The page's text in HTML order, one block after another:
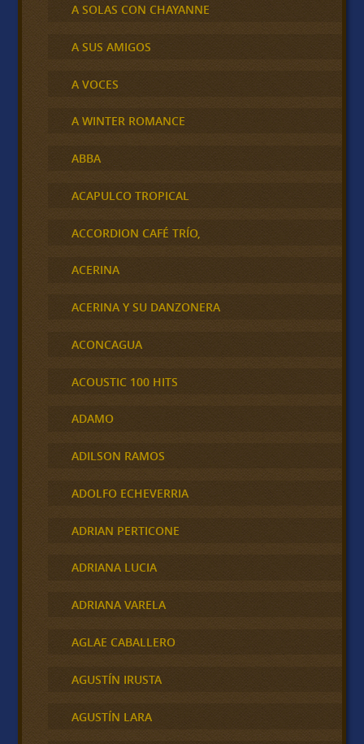
A SOLAS CON CHAYANNE
A SUS AMIGOS
A VOCES
A WINTER ROMANCE
ABBA
ACAPULCO TROPICAL
ACCORDION CAFÉ TRÍO,
ACERINA
ACERINA Y SU DANZONERA
ACONCAGUA
ACOUSTIC 100 HITS
ADAMO
ADILSON RAMOS
ADOLFO ECHEVERRIA
ADRIAN PERTICONE
ADRIANA LUCIA
ADRIANA VARELA
AGLAE CABALLERO
AGUSTÍN IRUSTA
AGUSTÍN LARA